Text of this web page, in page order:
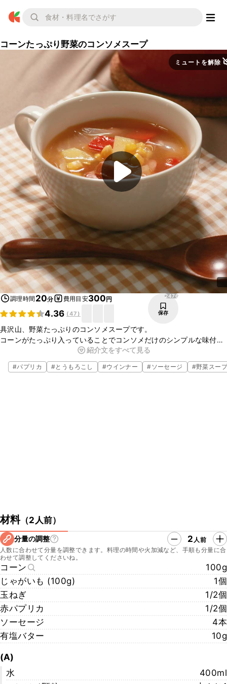
コーンたっぷり野菜のコンソメスープ
ミュートを解除
調理時間 20分 費用目安300円
4.36 (47)
2476
保存
具沢山、野菜たっぷりのコンソメスープです。
コーンがたっぷり入っていることでコンソメだけのシンプルな味付け
でも、とても甘みのあるスープに仕上がっています。
野菜はお好みのものを入れてお召し上がりください。
紹介文をすべて見る
#パプリカ #とうもろこし #ウインナー #ソーセージ #野菜スー
材料（2人前）
分量の調整 2 人前
人数に合わせて分量を調整できます。料理の時間や火加減など、手順も分量に合
わせて調整してくださいね。
コーン
100g
じゃがいも (100g)
1個
玉ねぎ
1/2個
赤パプリカ
1/2個
ソーセージ
4本
有塩バター
10g
(A)
水
400ml